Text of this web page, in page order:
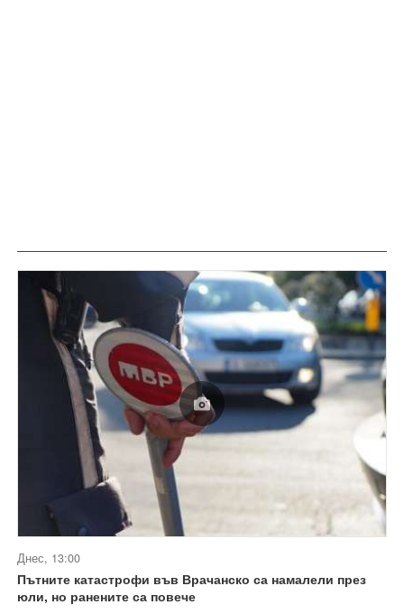
Днес, 13:00
Пътните катастрофи във Врачанско са намалели през
юли, но ранените са повече